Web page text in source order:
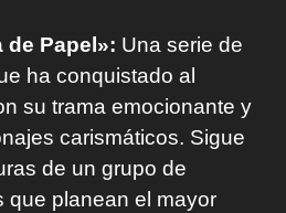
de Papel»: Una serie de
ha conquistado al
su trama emocionante y
carismáticos. Sigue
de un grupo de
que planean el mayor